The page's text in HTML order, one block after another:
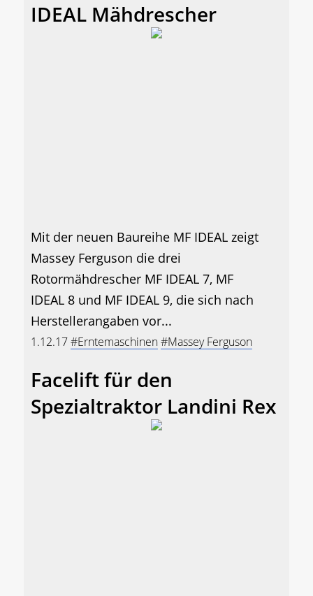
IDEAL Mähdrescher
Mit der neuen Baureihe MF IDEAL zeigt
Massey Ferguson die drei
Rotormähdrescher MF IDEAL 7, MF
IDEAL 8 und MF IDEAL 9, die sich nach
Herstellerangaben vor...
1.12.17#Erntemaschinen#Massey Ferguson
Facelift für den
Spezialtraktor Landini Rex